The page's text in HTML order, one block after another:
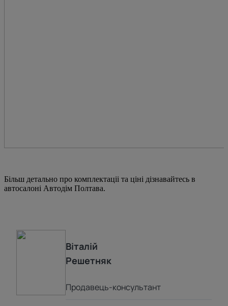
Більш детально про комплектаціі та ціні дізнавайтесь в
автосалоні Автодім Полтава.
Віталій
Решетняк
Продавець-консультант